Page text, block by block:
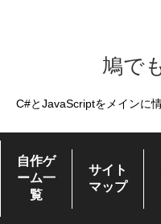
鳩で
C#とJavaScriptをメインに
自作ゲ
ーム一
覧
サイト
マップ